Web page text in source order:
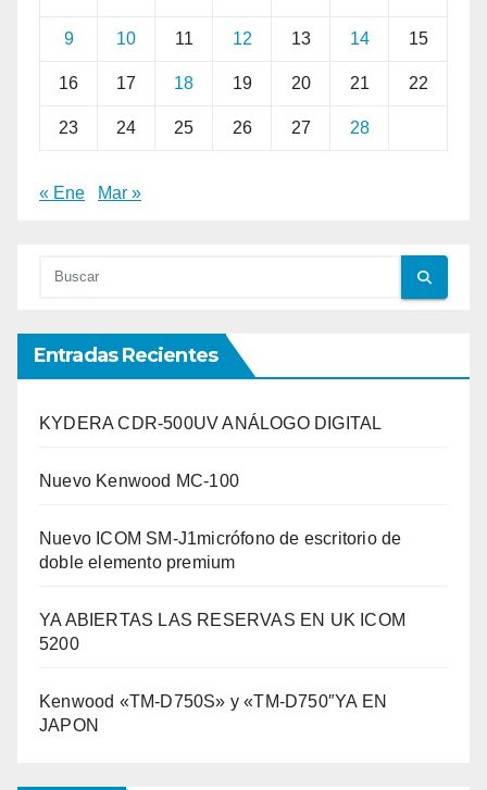
9 10 11 12 13 14 15
16 17 18 19 20 21 22
23 24 25 26 27 28
« Ene Mar »
Entradas Recientes
KYDERA CDR-500UV ANÁLOGO DIGITAL
Nuevo Kenwood MC-100
Nuevo ICOM SM-J1micrófono de escritorio de
doble elemento premium
YA ABIERTAS LAS RESERVAS EN UK ICOM
5200
Kenwood «TM-D750S» y «TM-D750″YA EN
JAPON